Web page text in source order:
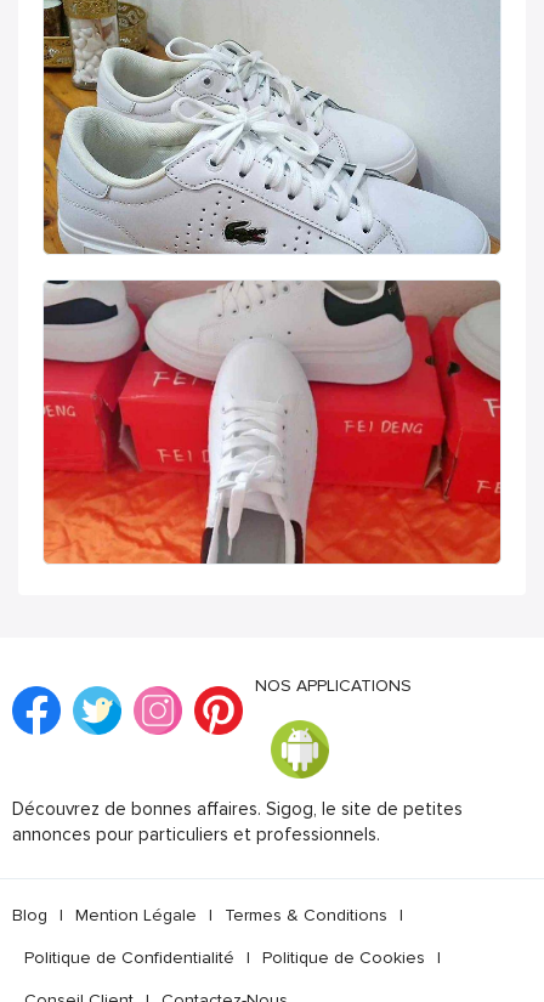
NOS APPLICATIONS
Découvrez de bonnes affaires. Sigog, le site de petites
annonces pour particuliers et professionnels.
Blog | Mention Légale | Termes & Conditions |
Politique de Confidentialité | Politique de Cookies |